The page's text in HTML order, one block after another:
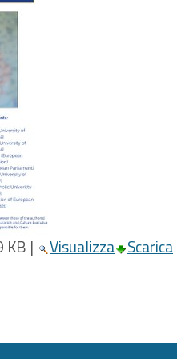
KB | Visualizza Scarica
facebook
twitter